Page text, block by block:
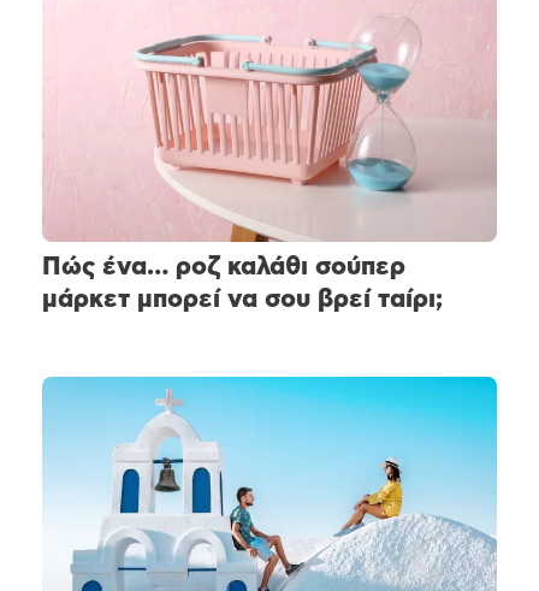
Πώς ένα… ροζ καλάθι σούπερ
μάρκετ μπορεί να σου βρεί ταίρι;